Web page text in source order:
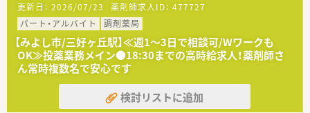
更新日： 2026/07/23 薬剤師求人ID： 477727
パート・アルバイト
調剤薬局
【みよし市/三好ヶ丘駅】≪週1～3日で相談可/Wワークも
OK≫投薬業務メイン●18:30までの高時給求人！薬剤師さ
ん常時複数名で安心です
検討リストに追加